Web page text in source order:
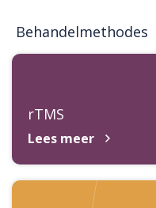
Behandelmethodes
rTMS
Lees meer